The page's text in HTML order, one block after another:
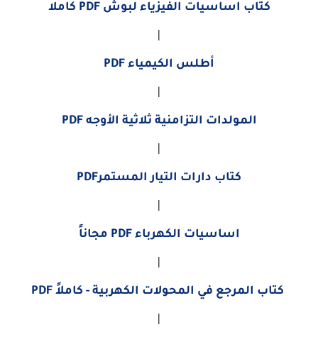
كتاب اساسيات الفيزياء لبوش PDF كاملا
|
أطلس الكيمياء PDF
|
المولدات التزامنية ثلاثية الأوجه PDF
|
كتاب دارات التيار المستمرPDF
|
اساسيات الكهرباء PDF مجاناً
|
كتاب المرجع في المحولات الكهربية - كاملاً PDF
|